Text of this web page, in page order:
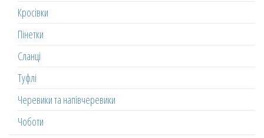
Кросівки
Пінетки
Сланці
Туфлі
Черевики та напівчеревики
Чоботи